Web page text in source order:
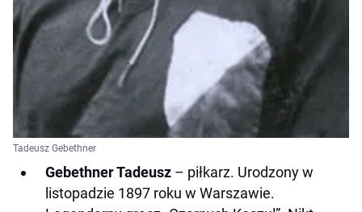
Tadeusz Gebethner
Gebethner Tadeusz – piłkarz. Urodzony w
listopadzie 1897 roku w Warszawie.